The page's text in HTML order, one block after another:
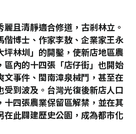
且清靜適合修道，古剎林立。
偕博士、作家李敖、企業家王永
坪林圳」的開鑿，使新店地區農
區內的十四張「店仔街」也開始
文事件、閩南漳泉械鬥，甚至在
受到波及。台灣光復後新店人口
十四張農業保留區解禁，並在其
在此闢建歷史公園，成為都市化